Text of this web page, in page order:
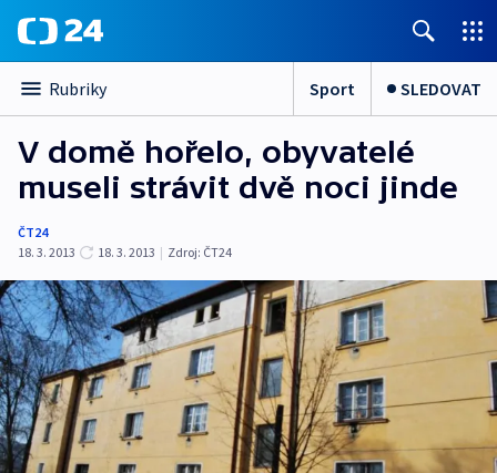
Rubriky Sport SLEDOVAT
V domě hořelo, obyvatelé
museli strávit dvě noci jinde
ČT24
18. 3. 2013
18. 3. 2013 | Zdroj: ČT24